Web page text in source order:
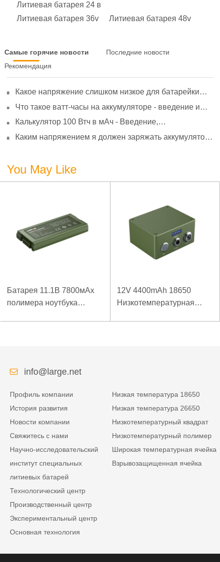
Литиевая батарея 24 в
Литиевая батарея 36v
Литиевая батарея 48v
Самые горячие новости
Последние новости
Рекомендация
Какое напряжение слишком низкое для батарейки
старение
Что такое ватт-часы на аккумуляторе - введение и
Калькулятор 100 Втч в мАч - Введение,
Каким напряжением я должен заряжать аккумулятор
You May Like
Батарея 11.1В 7800мАх
полимера ноутбука
12V 4400mAh 18650
Низкотемпературная
info@large.net
Профиль компании
История развития
Новости компании
Свяжитесь с нами
Научно-исследовательский
институт специальных
литиевых батарей
Технологический центр
Производственный центр
Экспериментальный центр
Основная технология
Низкая температура 18650
Низкая температура 26650
Низкотемпературный квадрат
Низкотемпературный полимер
Широкая температурная ячейка
Взрывозащищенная ячейка